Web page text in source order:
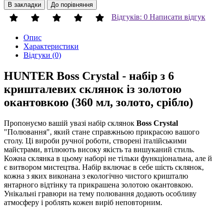
В закладки До порівняння
Відгуків: 0 Написати відгук
Опис
Характеристики
Відгуки (0)
HUNTER Boss Crystal - набір з 6
кришталевих склянок із золотою
окантовкою (360 мл, золото, срібло)
Пропонуємо вашій увазі набір склянок Boss Crystal
"Полювання", який стане справжньою прикрасою вашого
столу. Ці вироби ручної роботи, створені італійськими
майстрами, втілюють високу якість та вишуканий стиль.
Кожна склянка в цьому наборі не тільки функціональна, але й
є витвором мистецтва. Набір включає в себе шість склянок,
кожна з яких виконана з екологічно чистого кришталю
янтарного відтінку та прикрашена золотою окантовкою.
Унікальні гравюри на тему полювання додають особливу
атмосферу і роблять кожен виріб неповторним.